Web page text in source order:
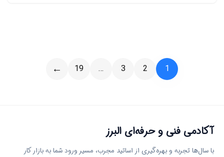
1
2
3
…
19
→
آکادمی فنی و حرفه‌ای البرز
با سال‌ها تجربه و بهره‌گیری از اساتید مجرب، مسیر ورود شما به بازار کار